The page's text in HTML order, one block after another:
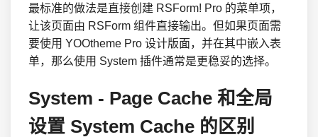
最标准的做法是直接创建 RSForm! Pro 的菜单项，
让该页面由 RSForm 组件直接输出。但如果页面需
要使用 YOOtheme Pro 设计版面，并在其中嵌入表
单，那么使用 System 插件通常是更稳妥的选择。
System - Page Cache 和全局
设置 System Cache 的区别